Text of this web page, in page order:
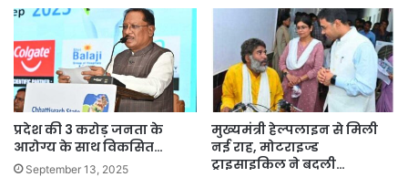
प्रदेश की 3 करोड़ जनता के
आरोग्य के साथ विकसित…
September 13, 2025
मुख्यमंत्री हेल्पलाइन से मिली
नई राह, मोटराइज्ड
ट्राइसाइकिल ने बदली…